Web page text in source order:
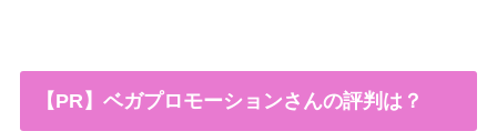
【PR】ベガプロモーションさんの評判は？